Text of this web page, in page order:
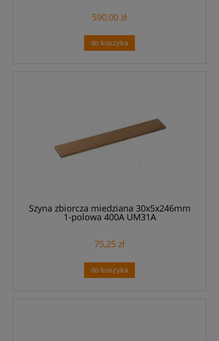
590,00 zł
do koszyka
Szyna zbiorcza miedziana 30x5x246mm
1-polowa 400A UM31A
75,25 zł
do koszyka